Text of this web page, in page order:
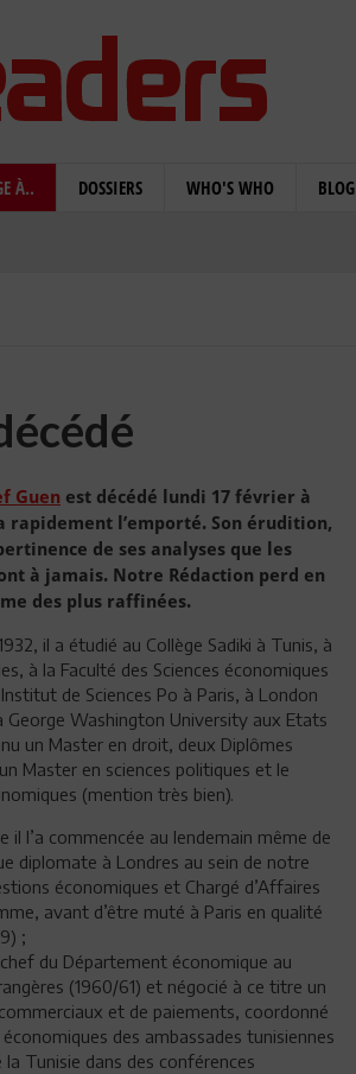
À.. DOSSIERS WHO'S WHO BLOG
Guen est décédé lundi 17 février à
rapidement l’emporté. Son érudition,
de ses analyses que les
à jamais. Notre Rédaction perd en
des plus raffinées.
il a étudié au Collège Sadiki à Tunis, à
à la Faculté des Sciences économiques
de Sciences Po à Paris, à London
George Washington University aux Etats
un Master en droit, deux Diplômes
Master en sciences politiques et le
(mention très bien).
il l’a commencée au lendemain même de
diplomate à Londres au sein de notre
économiques et Chargé d’Affaires
avant d’être muté à Paris en qualité
;
du Département économique au
(1960/61) et négocié à ce titre un
et de paiements, coordonné
des ambassades tunisiennes
Tunisie dans des conférences